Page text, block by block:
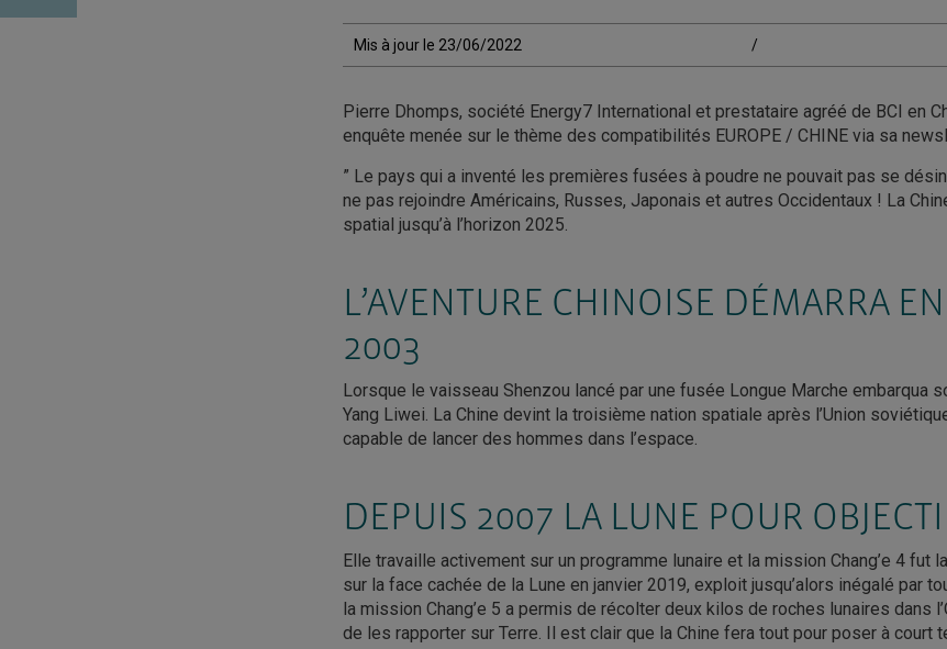
Mis à jour le 23/06/2022 /
Pierre Dhomps, société Energy7 International et prestataire agréé de BCI en
enquête menée sur le thème des compatibilités EUROPE / CHINE via sa
” Le pays qui a inventé les premières fusées à poudre ne pouvait pas se
ne pas rejoindre Américains, Russes, Japonais et autres Occidentaux ! La
spatial jusqu’à l’horizon 2025.
L’AVENTURE CHINOISE DÉMARRA
2003
Lorsque le vaisseau Shenzou lancé par une fusée Longue Marche embarqua
Yang Liwei. La Chine devint la troisième nation spatiale après l’Union
capable de lancer des hommes dans l’espace.
DEPUIS 2007 LA LUNE POUR
Elle travaille activement sur un programme lunaire et la mission Chang’e 4 fut
sur la face cachée de la Lune en janvier 2019, exploit jusqu’alors inégalé par
la mission Chang’e 5 a permis de récolter deux kilos de roches lunaires dans
de les rapporter sur Terre. Il est clair que la Chine fera tout pour poser à court